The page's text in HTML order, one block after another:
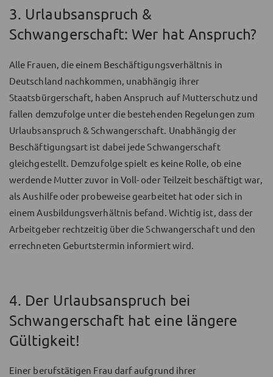
3. Urlaubsanspruch &
Schwangerschaft: Wer hat Anspruch?
Alle Frauen, die einem Beschäftigungsverhältnis in
Deutschland nachkommen, unabhängig ihrer
Staatsbürgerschaft, haben Anspruch auf Mutterschutz und
fallen demzufolge unter die bestehenden Regelungen zum
Urlaubsanspruch & Schwangerschaft. Unabhängig der
Beschäftigungsart ist dabei jede Schwangerschaft
gleichgestellt. Demzufolge spielt es keine Rolle, ob eine
werdende Mutter zuvor in Voll- oder Teilzeit beschäftigt war,
als Aushilfe oder probeweise gearbeitet hat oder sich in
einem Ausbildungsverhältnis befand. Wichtig ist, dass der
Arbeitgeber rechtzeitig über die Schwangerschaft und den
errechneten Geburtstermin informiert wird.
4. Der Urlaubsanspruch bei
Schwangerschaft hat eine längere
Gültigkeit!
Einer berufstätigen Frau darf aufgrund ihrer